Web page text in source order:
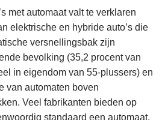
met automaat valt te verklaren
elektrische en hybride auto’s die
versnellingsbak zijn
bevolking (35,2 procent van
in eigendom van 55-plussers) en
van automaten boven
Veel fabrikanten bieden op
standaard een automaat,